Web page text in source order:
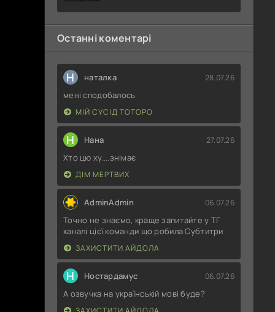
Сутичка
Останні коментарі
Н наталка 28.07.26
мені сподобалось
МІЙ СУСІД ТОТОРО
Н Нана 27.07.26
Хто цю ху....знімає
ДІМ МЕРТВИХ
AdminAdmin 06.07.26
Точно не знаємо, краще запитайте у ТГ
каналі цієї команди що робила Субтитри
ЗАХИСТИТИ АЙДОЛА
Н Ностардамус 06.07.26
А озвучка на українській мові буде?